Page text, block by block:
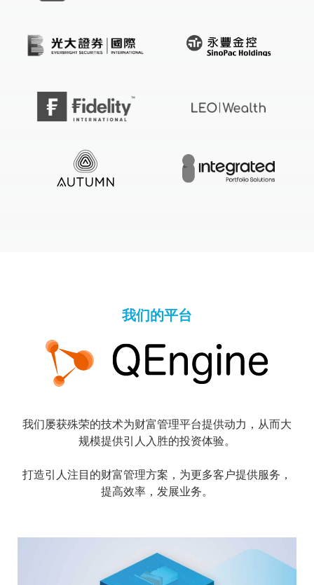
我们的平台
我们屡获殊荣的技术为财富管理平台提供动力，从而大
规模提供引人入胜的投资体验。
打造引人注目的财富管理方案，为更多客户提供服务，
提高效率，发展业务。